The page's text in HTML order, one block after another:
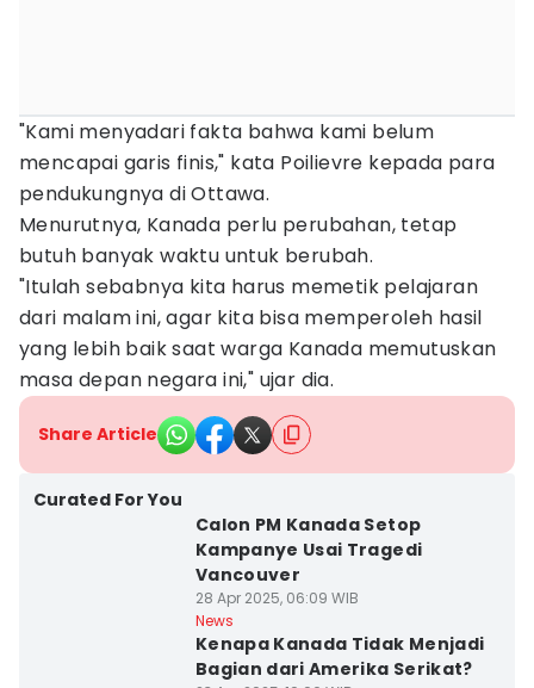
"Kami menyadari fakta bahwa kami belum
mencapai garis finis," kata Poilievre kepada para
pendukungnya di Ottawa.
Menurutnya, Kanada perlu perubahan, tetap
butuh banyak waktu untuk berubah.
"Itulah sebabnya kita harus memetik pelajaran
dari malam ini, agar kita bisa memperoleh hasil
yang lebih baik saat warga Kanada memutuskan
masa depan negara ini," ujar dia.
Share Article
Curated For You
Calon PM Kanada Setop
Kampanye Usai Tragedi
Vancouver
28 Apr 2025, 06:09 WIB
News
Kenapa Kanada Tidak Menjadi
Bagian dari Amerika Serikat?